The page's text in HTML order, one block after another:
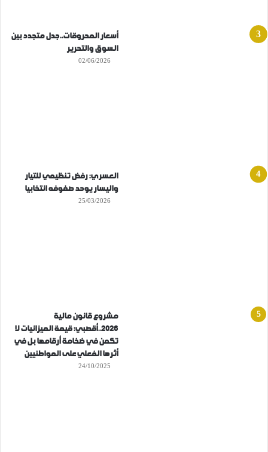
أسعار المحروقات..جدل متجدد بين
السوق والتحرير
02/06/2026
العسري: رفض تنظيمي للتيار
واليسار يوحد صفوفه انتخابيا
25/03/2026
مشروع قانون مالية
2026..أقصبي: قيمة الميزانيات لا
تكمن في ضخامة أرقامها بل في
أثرها الفعلي على المواطنيين
24/10/2025